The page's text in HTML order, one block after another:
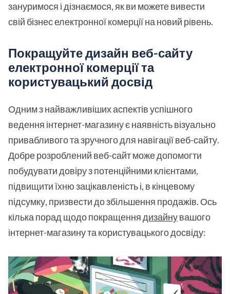
зануримося і дізнаємося, як ви можете вивести
свій бізнес електронної комерції на новий рівень.
Покращуйте дизайн веб-сайту
електронної комерції та
користувацький досвід
Одним з найважливіших аспектів успішного
ведення інтернет-магазину є наявність візуально
привабливого та зручного для навігації веб-сайту.
Добре розроблений веб-сайт може допомогти
побудувати довіру з потенційними клієнтами,
підвищити їхню зацікавленість і, в кінцевому
підсумку, призвести до збільшення продажів. Ось
кілька порад щодо покращеннядизайнувашого
інтернет-магазину та користувацького досвіду: